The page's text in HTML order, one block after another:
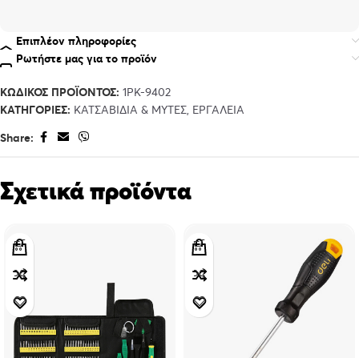
Επιπλέον πληροφορίες
Ρωτήστε μας για το προϊόν
ΚΩΔΙΚΌΣ ΠΡΟΪΌΝΤΟΣ: 1PK-9402
ΚΑΤΗΓΟΡΊΕΣ: ΚΑΤΣΑΒΊΔΙΑ & ΜΎΤΕΣ, ΕΡΓΑΛΕΊΑ
Share:
Σχετικά προϊόντα